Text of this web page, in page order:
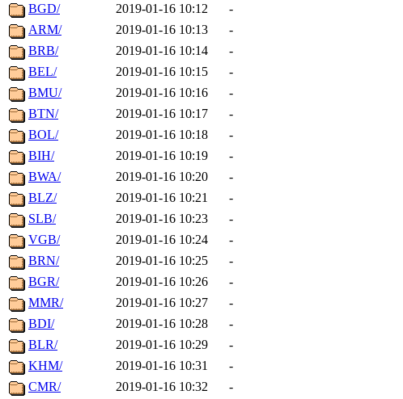
BGD/
2019-01-16 10:12
-
ARM/
2019-01-16 10:13
-
BRB/
2019-01-16 10:14
-
BEL/
2019-01-16 10:15
-
BMU/
2019-01-16 10:16
-
BTN/
2019-01-16 10:17
-
BOL/
2019-01-16 10:18
-
BIH/
2019-01-16 10:19
-
BWA/
2019-01-16 10:20
-
BLZ/
2019-01-16 10:21
-
SLB/
2019-01-16 10:23
-
VGB/
2019-01-16 10:24
-
BRN/
2019-01-16 10:25
-
BGR/
2019-01-16 10:26
-
MMR/
2019-01-16 10:27
-
BDI/
2019-01-16 10:28
-
BLR/
2019-01-16 10:29
-
KHM/
2019-01-16 10:31
-
CMR/
2019-01-16 10:32
-